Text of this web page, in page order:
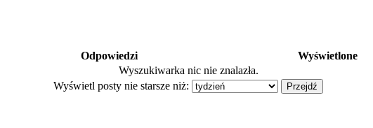
Odpowiedzi Wyświetlone
Wyszukiwarka nic nie znalazła.
Wyświetl posty nie starsze niż: